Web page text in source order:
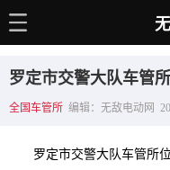
电动百科
罗定市交警大队车管
全国车管所 编辑：无敌电动网
罗定市交警大队车管所